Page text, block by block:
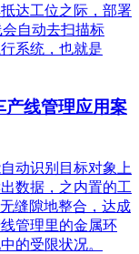
达工位之际，部署
自动去扫描标
系统，也就是
线管理应用案
动识别目标对象上
数据，之内置的工
缝隙地整合，达成
管理里的金属环
的受限状况。